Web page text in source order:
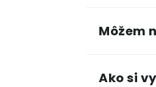
Môžem
Ako si